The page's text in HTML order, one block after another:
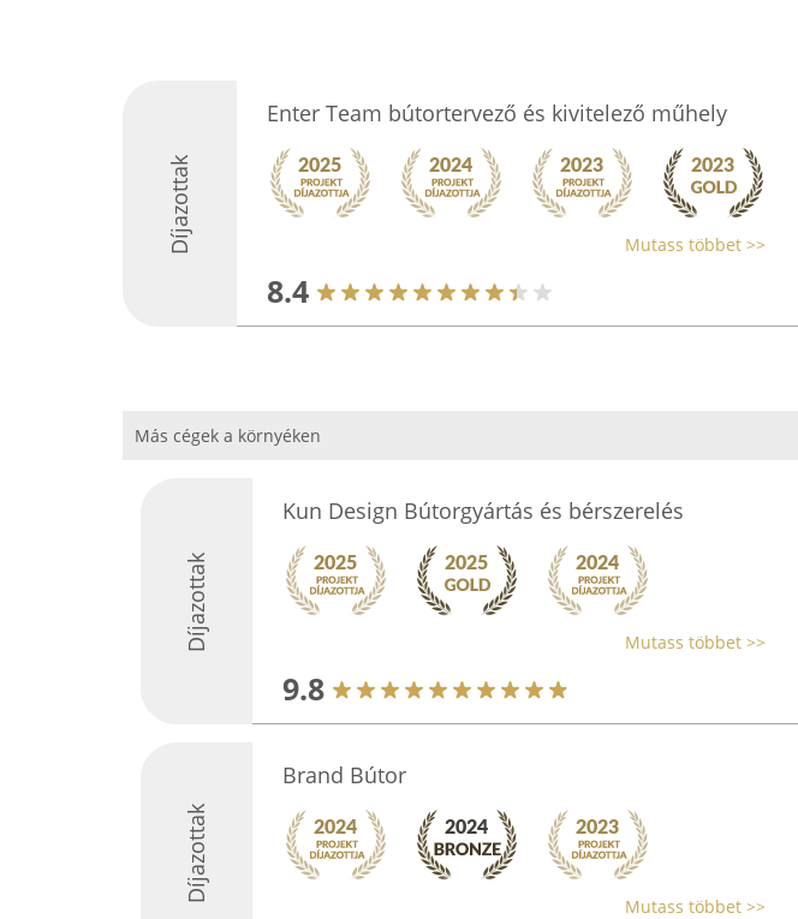
Díjazottak
Enter Team bútortervező és kivitelező műhely
Mutass többet >>
8.4
Más cégek a környéken
Díjazottak
Kun Design Bútorgyártás és bérszerelés
Mutass többet >>
9.8
Díjazottak
Brand Bútor
Mutass többet >>